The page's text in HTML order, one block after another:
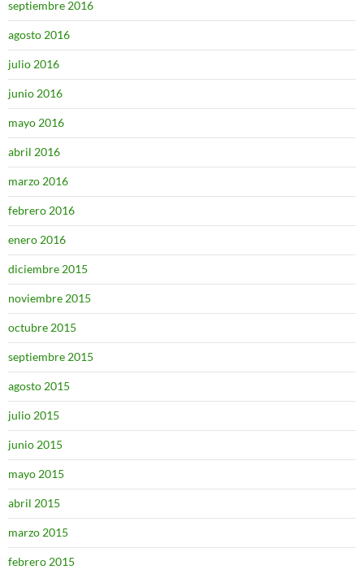
septiembre 2016
agosto 2016
julio 2016
junio 2016
mayo 2016
abril 2016
marzo 2016
febrero 2016
enero 2016
diciembre 2015
noviembre 2015
octubre 2015
septiembre 2015
agosto 2015
julio 2015
junio 2015
mayo 2015
abril 2015
marzo 2015
febrero 2015